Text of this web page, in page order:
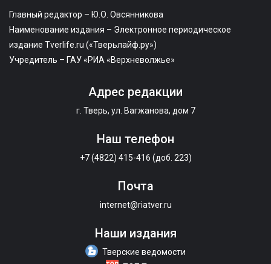
Главный редактор – Ю.О. Овсянникова
Наименование издания – Электронное периодическое
издание Tverlife.ru («Тверьлайф.ру»)
Учредитель – ГАУ «РИА «Верхневолжье»
Адрес редакции
г. Тверь, ул. Вагжанова, дом 7
Наш телефон
+7 (4822) 415-416 (доб. 223)
Почта
internet@riatver.ru
Наши издания
Тверские ведомости